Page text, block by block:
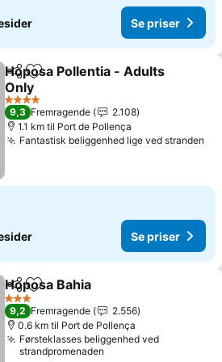
Se priser
Del Føj til favoritter
Hoposa Pollentia - Adults
Only
Se priser
4 Stjerner
9,3 Fremragende
2.108
1.1 km til Port de Pollença
Fantastisk beliggenhed lige ved stranden
Se priser
Del Føj til favoritter
Hoposa Bahia
3 Stjerner
9,2 Fremragende
2.556
0.6 km til Port de Pollença
Førsteklasses beliggenhed ved
strandpromenaden